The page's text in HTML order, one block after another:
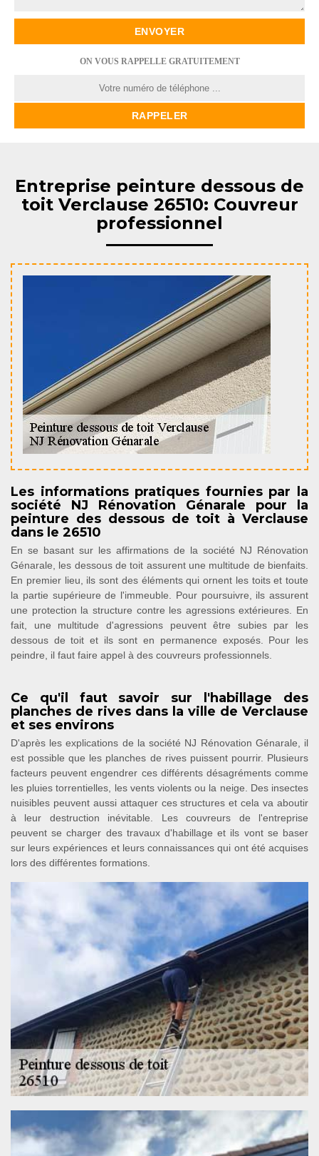
ON VOUS RAPPELLE GRATUITEMENT
Entreprise peinture dessous de
toit Verclause 26510: Couvreur
professionnel
Les informations pratiques fournies par la
société NJ Rénovation Génarale pour la
peinture des dessous de toit à Verclause
dans le 26510
En se basant sur les affirmations de la société NJ Rénovation
Génarale, les dessous de toit assurent une multitude de bienfaits.
En premier lieu, ils sont des éléments qui ornent les toits et toute
la partie supérieure de l'immeuble. Pour poursuivre, ils assurent
une protection la structure contre les agressions extérieures. En
fait, une multitude d'agressions peuvent être subies par les
dessous de toit et ils sont en permanence exposés. Pour les
peindre, il faut faire appel à des couvreurs professionnels.
Ce qu'il faut savoir sur l'habillage des
planches de rives dans la ville de Verclause
et ses environs
D'après les explications de la société NJ Rénovation Génarale, il
est possible que les planches de rives puissent pourrir. Plusieurs
facteurs peuvent engendrer ces différents désagréments comme
les pluies torrentielles, les vents violents ou la neige. Des insectes
nuisibles peuvent aussi attaquer ces structures et cela va aboutir
à leur destruction inévitable. Les couvreurs de l'entreprise
peuvent se charger des travaux d'habillage et ils vont se baser
sur leurs expériences et leurs connaissances qui ont été acquises
lors des différentes formations.